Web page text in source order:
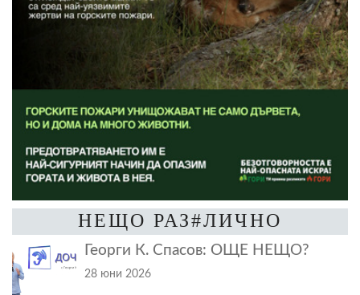
НЕЩО РАЗ#ЛИЧНО
Георги К. Спасов: ОЩЕ НЕЩО?
28 юни 2026